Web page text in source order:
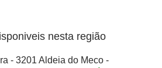
nesta região
- 3201 Aldeia do Meco -